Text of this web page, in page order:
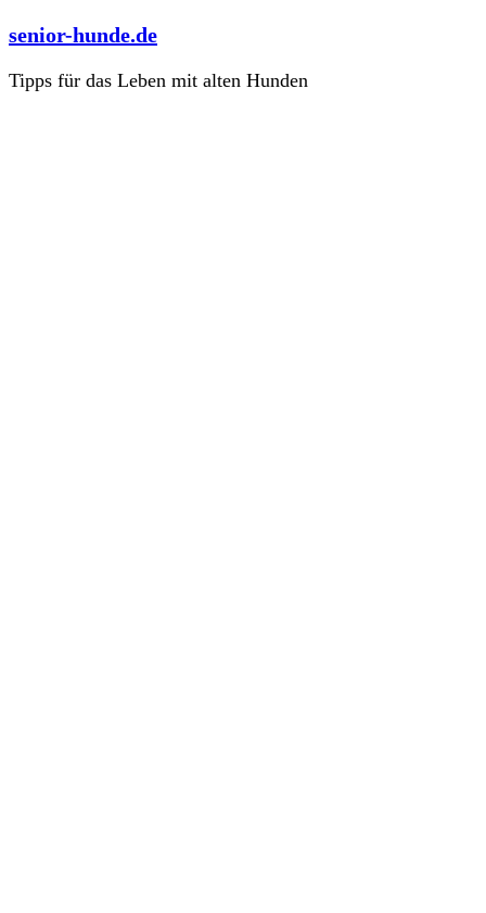
Zum
springen
senior-hunde.de
Tipps für das Leben mit alten Hunden